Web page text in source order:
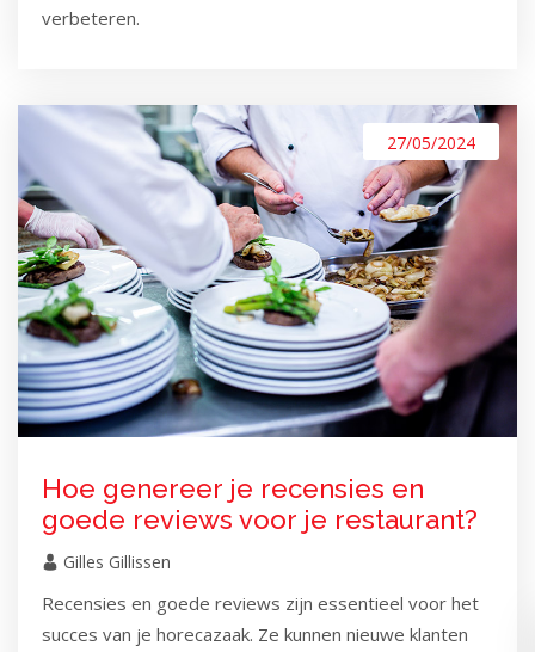
verbeteren.
27/05/2024
Hoe genereer je recensies en
goede reviews voor je restaurant?
Gilles Gillissen
Recensies en goede reviews zijn essentieel voor het
succes van je horecazaak. Ze kunnen nieuwe klanten